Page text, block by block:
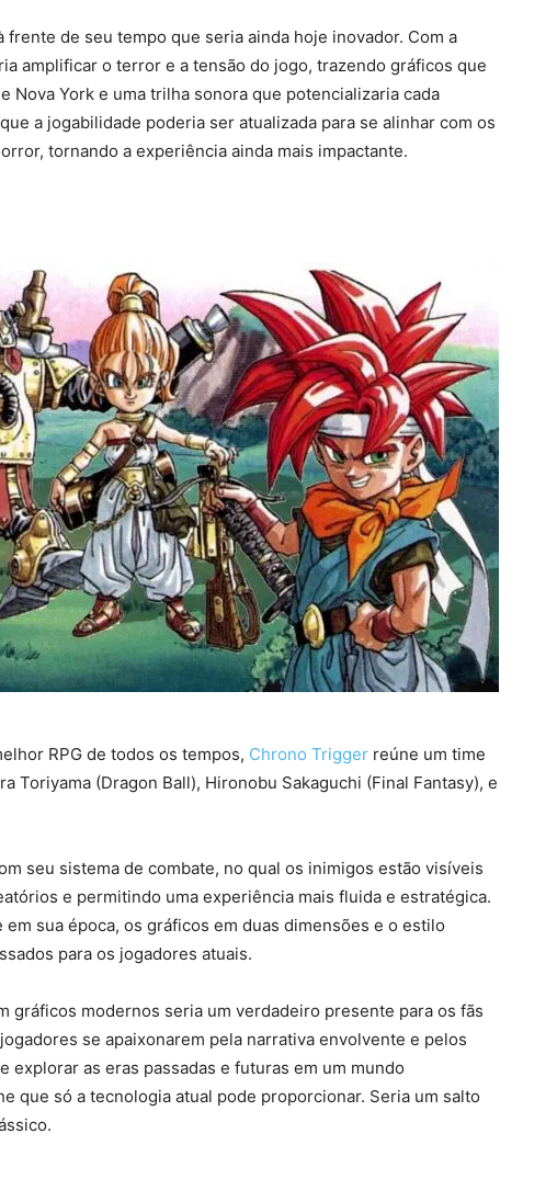
frente de seu tempo que seria ainda hoje inovador. Com a
amplificar o terror e a tensão do jogo, trazendo gráficos que
Nova York e uma trilha sonora que potencializaria cada
a jogabilidade poderia ser atualizada para se alinhar com os
tornando a experiência ainda mais impactante.
RPG de todos os tempos, Chrono Trigger reúne um time
Toriyama (Dragon Ball), Hironobu Sakaguchi (Final Fantasy), e
seu sistema de combate, no qual os inimigos estão visíveis
e permitindo uma experiência mais fluida e estratégica.
sua época, os gráficos em duas dimensões e o estilo
para os jogadores atuais.
gráficos modernos seria um verdadeiro presente para os fãs
se apaixonarem pela narrativa envolvente e pelos
explorar as eras passadas e futuras em um mundo
que só a tecnologia atual pode proporcionar. Seria um salto